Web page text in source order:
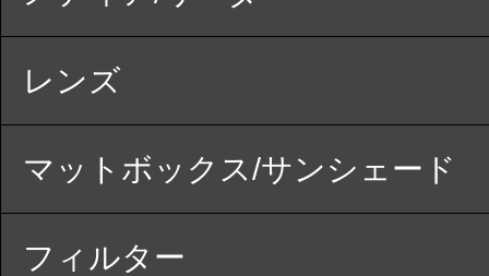
レンズ
マットボックス/サンシェード
フィルター